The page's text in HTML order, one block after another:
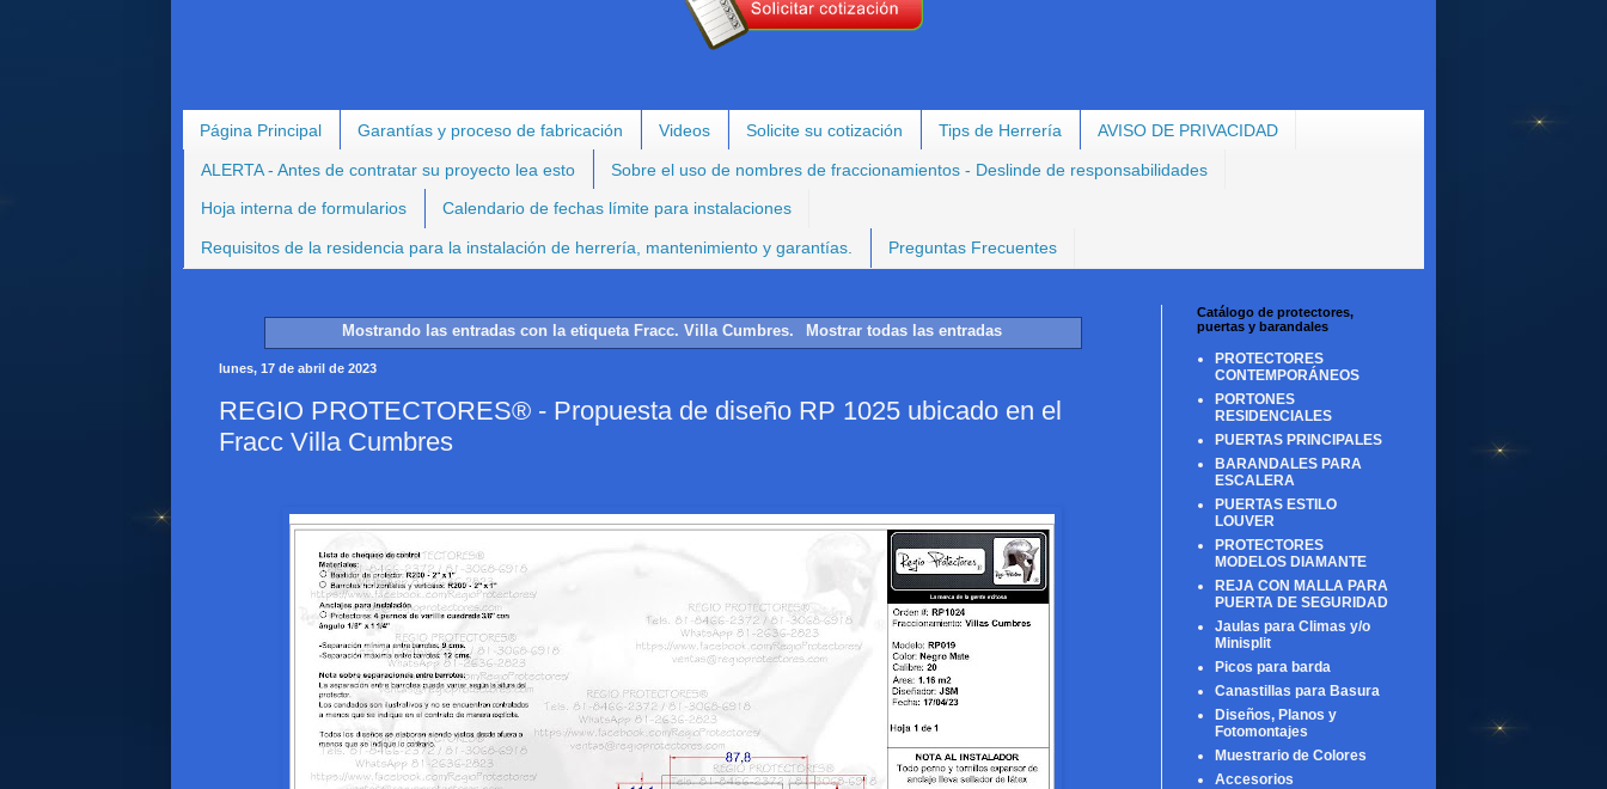
Página Principal Garantías y proceso de fabricación Videos Solicite su cotización Tips de Herrería AVISO DE PRIVACIDAD
ALERTA - Antes de contratar su proyecto lea esto Sobre el uso de nombres de fraccionamientos - Deslinde de responsabilidades
Hoja interna de formularios Calendario de fechas límite para instalaciones
Requisitos de la residencia para la instalación de herrería, mantenimiento y garantías. Preguntas Frecuentes
Mostrando las entradas con la etiqueta Fracc. Villa Cumbres. Mostrar todas las entradas
lunes, 17 de abril de 2023
REGIO PROTECTORES® - Propuesta de diseño RP 1025 ubicado en el
Fracc Villa Cumbres
Catálogo de protectores,
puertas y barandales
PROTECTORES
CONTEMPORÁNEOS
PORTONES
RESIDENCIALES
PUERTAS PRINCIPALES
BARANDALES PARA
ESCALERA
PUERTAS ESTILO
LOUVER
PROTECTORES
MODELOS DIAMANTE
REJA CON MALLA PARA
PUERTA DE SEGURIDAD
Jaulas para Climas y/o
Minisplit
Picos para barda
Canastillas para Basura
Diseños, Planos y
Fotomontajes
Muestrario de Colores
Accesorios